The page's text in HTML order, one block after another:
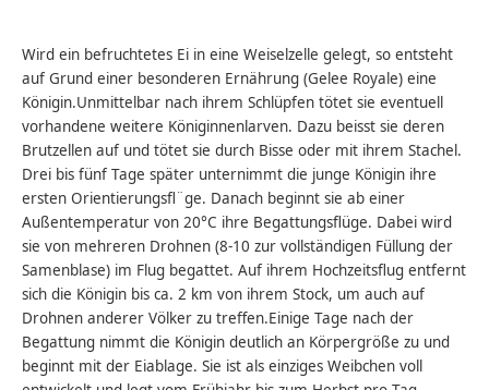
Wird ein befruchtetes Ei in eine Weiselzelle gelegt, so entsteht
auf Grund einer besonderen Ernährung (Gelee Royale) eine
Königin.Unmittelbar nach ihrem Schlüpfen tötet sie eventuell
vorhandene weitere Königinnenlarven. Dazu beisst sie deren
Brutzellen auf und tötet sie durch Bisse oder mit ihrem Stachel.
Drei bis fünf Tage später unternimmt die junge Königin ihre
ersten Orientierungsfl¨ge. Danach beginnt sie ab einer
Außentemperatur von 20°C ihre Begattungsflüge. Dabei wird
sie von mehreren Drohnen (8-10 zur vollständigen Füllung der
Samenblase) im Flug begattet. Auf ihrem Hochzeitsflug entfernt
sich die Königin bis ca. 2 km von ihrem Stock, um auch auf
Drohnen anderer Völker zu treffen.Einige Tage nach der
Begattung nimmt die Königin deutlich an Körpergröße zu und
beginnt mit der Eiablage. Sie ist als einziges Weibchen voll